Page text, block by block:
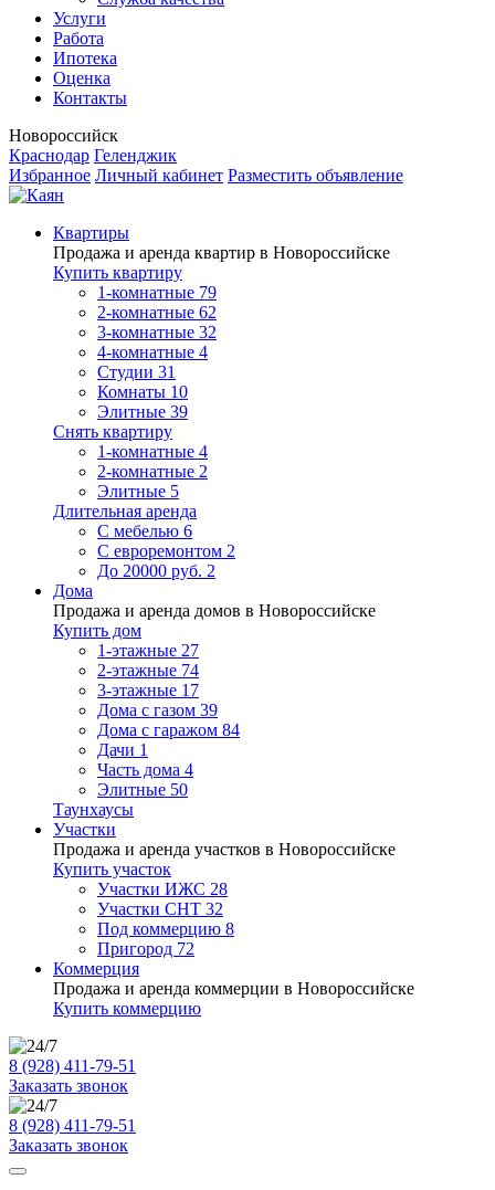
Услуги
Работа
Ипотека
Оценка
Контакты
Новороссийск
Краснодар Геленджик
Избранное Личный кабинет Разместить объявление
Квартиры
Продажа и аренда квартир в Новороссийске
Купить квартиру
1-комнатные 79
2-комнатные 62
3-комнатные 32
4-комнатные 4
Студии 31
Комнаты 10
Элитные 39
Снять квартиру
1-комнатные 4
2-комнатные 2
Элитные 5
Длительная аренда
С мебелью 6
С евроремонтом 2
До 20000 руб. 2
Дома
Продажа и аренда домов в Новороссийске
Купить дом
1-этажные 27
2-этажные 74
3-этажные 17
Дома с газом 39
Дома с гаражом 84
Дачи 1
Часть дома 4
Элитные 50
Таунхаусы
Участки
Продажа и аренда участков в Новороссийске
Купить участок
Участки ИЖС 28
Участки СНТ 32
Под коммерцию 8
Пригород 72
Коммерция
Продажа и аренда коммерции в Новороссийске
Купить коммерцию
8 (928) 411-79-51
Заказать звонок
8 (928) 411-79-51
Заказать звонок